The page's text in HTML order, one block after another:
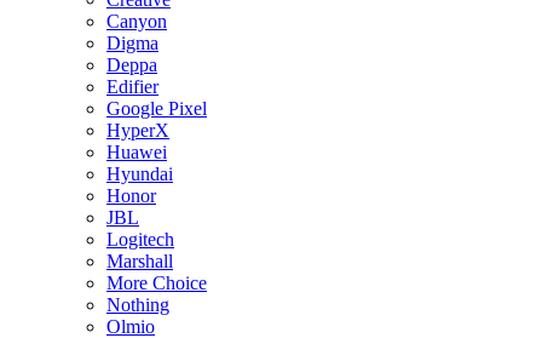
Canyon
Digma
Deppa
Edifier
Google Pixel
HyperX
Huawei
Hyundai
Honor
JBL
Logitech
Marshall
More Choice
Nothing
Olmio